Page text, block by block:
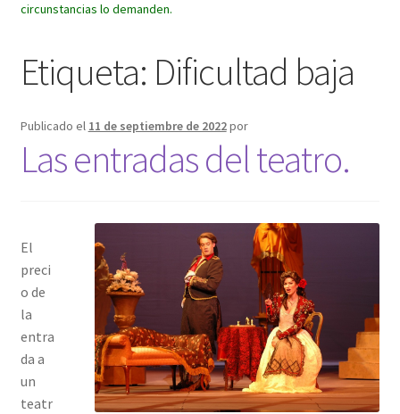
circunstancias lo demanden.
Etiqueta: Dificultad baja
Publicado el 11 de septiembre de 2022por
Las entradas del teatro.
El
preci
o de
la
entra
da a
un
teatr